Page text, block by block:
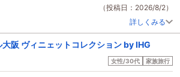
（投稿日：2026/8/2）
詳しくみる
阪 ヴィニェットコレクション by IHG
女性/30代 家族旅行